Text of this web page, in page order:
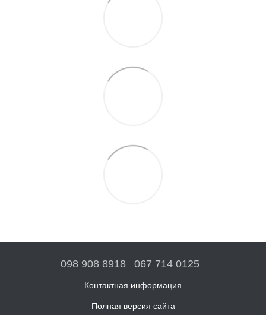
098 908 8918 067 714 0125
Контактная информация
Полная версия сайта